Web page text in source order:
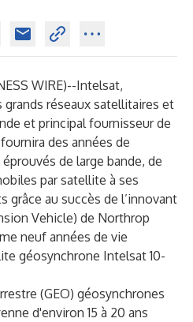
WIRE)--Intelsat,
grands réseaux satellitaires et
et principal fournisseur de
des années de
de large bande, de
par satellite à ses
au succès de l’innovant
Vehicle) de Northrop
neuf années de vie
géosynchrone Intelsat 10-
(GEO) géosynchrones
d'environ 15 à 20 ans